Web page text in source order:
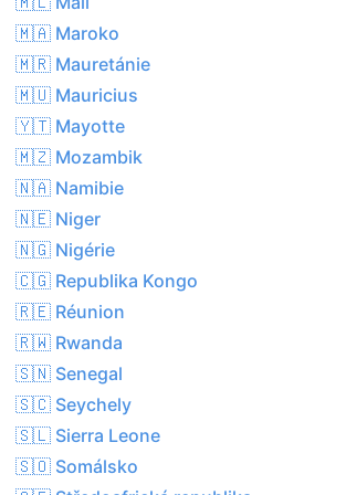
déšť v
okolí
26.5°C
20.1°C
79%
7.9 kph
0.1 mm
7.0
AM
🇲🇦 Maroko
🇲🇷 Mauretánie
🇲🇺 Mauricius
🇾🇹 Mayotte
🇲🇿 Mozambik
🇳🇦 Namibie
🇳🇪 Niger
🇳🇬 Nigérie
🇨🇬 Republika Kongo
🇷🇪 Réunion
🇷🇼 Rwanda
🇸🇳 Senegal
🇸🇨 Seychely
🇸🇱 Sierra Leone
🇸🇴 Somálsko